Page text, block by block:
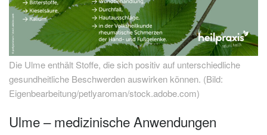
Die Ulme enthält Stoffe, die sich positiv auf unterschiedliche
gesundheitliche Beschwerden auswirken können. (Bild:
Eigenbearbeitung/petlyaroman/stock.adobe.com)
Ulme – medizinische Anwendungen